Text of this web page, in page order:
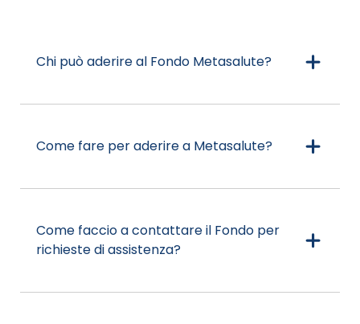
Chi può aderire al Fondo Metasalute?
Come fare per aderire a Metasalute?
Come faccio a contattare il Fondo per
richieste di assistenza?